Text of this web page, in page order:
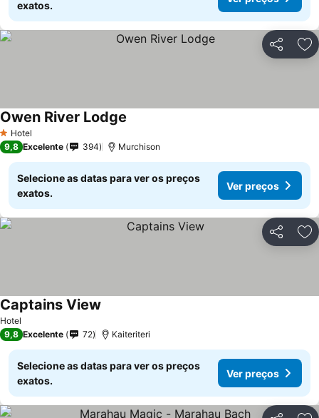
exatos.
Partilhar
1 Estrelas
Hotel
Owen River Lodge
9,8 Excelente 394 Murchison
Selecione as datas para ver os preços
exatos.
Ver preços
Partilhar
Hotel
Captains View
9,8 Excelente 72 Kaiteriteri
Selecione as datas para ver os preços
exatos.
Ver preços